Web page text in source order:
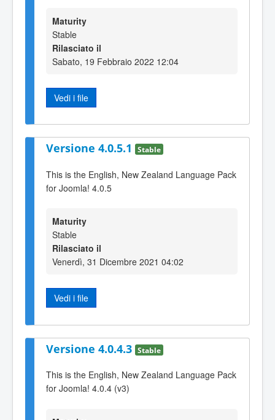
Maturity
Stable
Rilasciato il
Sabato, 19 Febbraio 2022 12:04
Vedi i file
Versione 4.0.5.1 Stable
This is the English, New Zealand Language Pack
for Joomla! 4.0.5
Maturity
Stable
Rilasciato il
Venerdì, 31 Dicembre 2021 04:02
Vedi i file
Versione 4.0.4.3 Stable
This is the English, New Zealand Language Pack
for Joomla! 4.0.4 (v3)